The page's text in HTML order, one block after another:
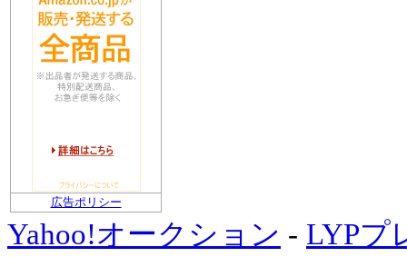
広告ポリシー
Yahoo!オークション - LYPプ